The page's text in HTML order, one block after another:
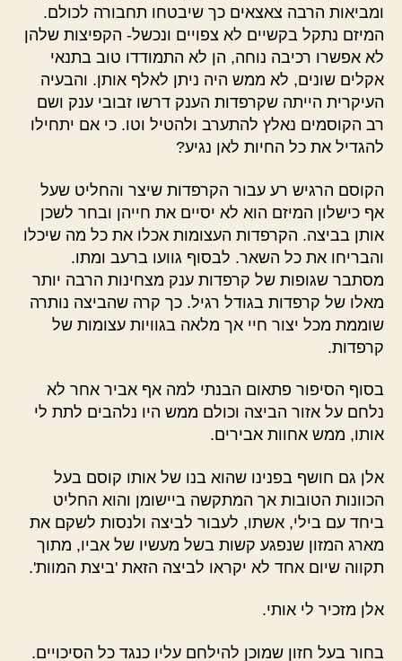
ומביאות הרבה צאצאים כך שיבטחו תחבורה לכולם.
המיזם נתקל בקשיים לא צפויים ונכשל- הקפיצות שלהן
לא אפשרו רכיבה נוחה, הן לא התמודדו טוב בתנאי
אקלים שונים, לא ממש היה ניתן לאלף אותן. והבעיה
העיקרית הייתה שקרפדות הענק דרשו זבובי ענק ושם
רב הקוסמים נאלץ להתערב ולהטיל וטו. כי אם יתחילו
להגדיל את כל החיות לאן נגיע?
הקוסם הרגיש רע עבור הקרפדות שיצר והחליט שעל
אף כישלון המיזם הוא לא יסיים את חייהן ובחר לשכן
אותן בביצה. הקרפדות העצומות אכלו את כל מה שיכלו
והבריחו את כל השאר. לבסוף גוועו ברעב ומתו.
מסתבר שגופות של קרפדות ענק מצחינות הרבה יותר
מאלו של קרפדות בגודל רגיל. כך קרה שהביצה נותרה
שוממת מכל יצור חיי אך מלאה בגוויות עצומות של
קרפדות.
בסוף הסיפור פתאום הבנתי למה אף אביר אחר לא
נלחם על אזור הביצה וכולם ממש היו נלהבים לתת לי
אותו, ממש אחוות אבירים.
אלן גם חושף בפנינו שהוא בנו של אותו קוסם בעל
הכוונות הטובות אך המתקשה ביישומן והוא החליט
ביחד עם בילי, אשתו, לעבור לביצה ולנסות לשקם את
מארג המזון שנפגע קשות בשל מעשיו של אביו, מתוך
תקווה שיום אחד לא יקראו לביצה הזאת 'ביצת המוות'.
אלן מזכיר לי אותי.
בחור בעל חזון שמוכן להילחם עליו כנגד כל הסיכויים.